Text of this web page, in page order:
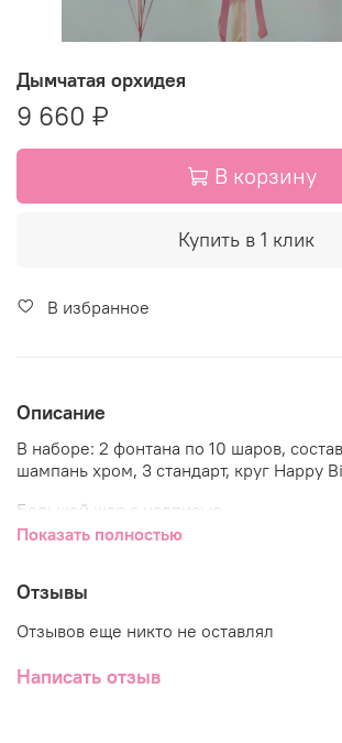
Дымчатая орхидея
9 660 ₽
В корзину
Купить в 1 клик
В избранное
Описание
В наборе: 2 фонтана по 10 шаров,
шампань хром, 3 стандарт, круг Happy
Большой шар с надписью
Показать полностью
Отзывы
Отзывов еще никто не оставлял
Написать отзыв